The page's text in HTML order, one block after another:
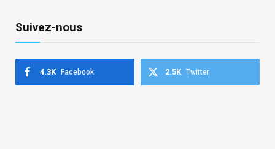
Suivez-nous
Facebook
4.3K Twitter
2.5K